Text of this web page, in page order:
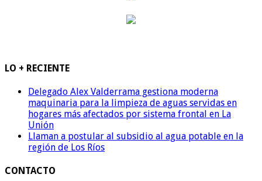
LO + RECIENTE
Delegado Alex Valderrama gestiona moderna
maquinaria para la limpieza de aguas servidas en
hogares más afectados por sistema frontal en La
Unión
Llaman a postular al subsidio al agua potable en la
región de Los Ríos
CONTACTO